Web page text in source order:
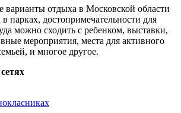
отдыха в Московской области
парках, достопримечательности для
можно сходить с ребенком, выставки,
мероприятия, места для активного
и многое другое.